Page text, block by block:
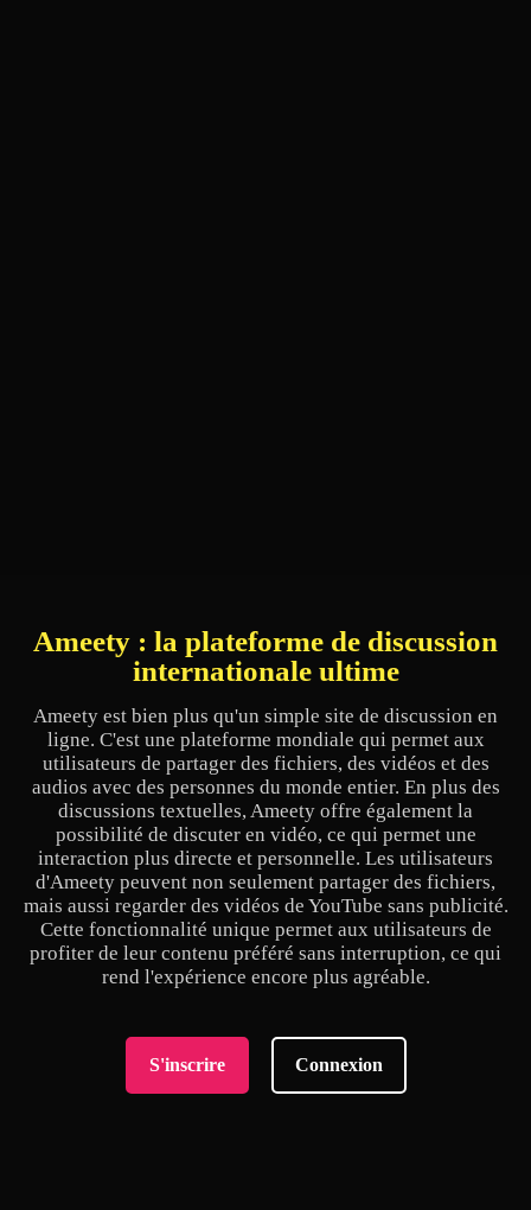
Ameety : la plateforme de discussion
internationale ultime
Ameety est bien plus qu'un simple site de discussion en
ligne. C'est une plateforme mondiale qui permet aux
utilisateurs de partager des fichiers, des vidéos et des
audios avec des personnes du monde entier. En plus des
discussions textuelles, Ameety offre également la
possibilité de discuter en vidéo, ce qui permet une
interaction plus directe et personnelle. Les utilisateurs
d'Ameety peuvent non seulement partager des fichiers,
mais aussi regarder des vidéos de YouTube sans publicité.
Cette fonctionnalité unique permet aux utilisateurs de
profiter de leur contenu préféré sans interruption, ce qui
rend l'expérience encore plus agréable.
S'inscrire Connexion